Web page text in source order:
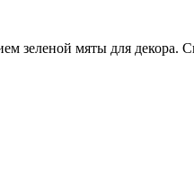
зеленой мяты для декора.